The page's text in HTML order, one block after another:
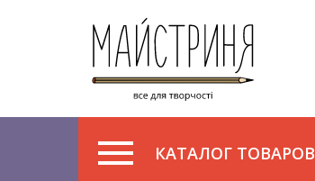
КАТАЛОГ ТОВАРОВ